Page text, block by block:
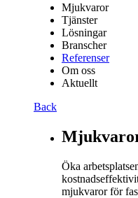
Mjukvaror
Tjänster
Lösningar
Branscher
Referenser
Om oss
Aktuellt
Back
Öka
mjukvaror för